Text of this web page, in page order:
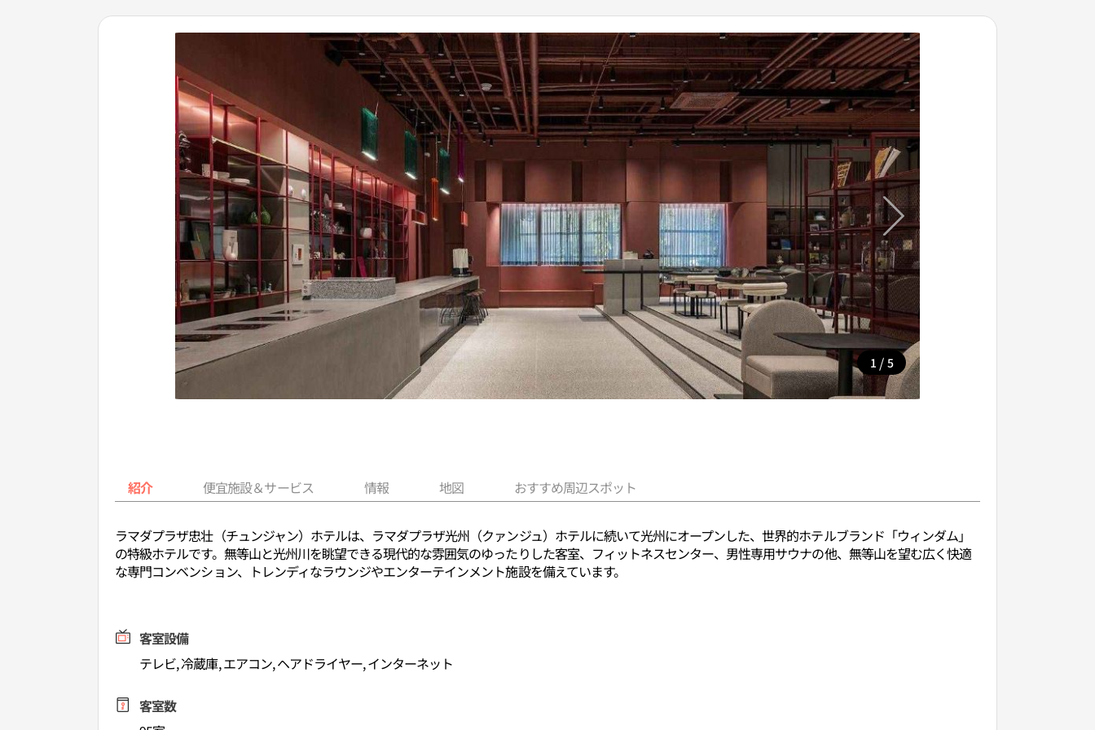
1 / 5
紹介 便宜施設＆サービス 情報 地図 おすすめ周辺スポット
ラマダプラザ忠壮（チュンジャン）ホテルは、ラマダプラザ光州（クァンジュ）ホテルに続いて光州にオープンした、世界的ホテルブランド「ウィンダム」
の特級ホテルです。無等山と光州川を眺望できる現代的な雰囲気のゆったりした客室、フィットネスセンター、男性専用サウナの他、無等山を望む広く快適
な専門コンベンション、トレンディなラウンジやエンターテインメント施設を備えています。
客室設備
テレビ, 冷蔵庫, エアコン, ヘアドライヤー, インターネット
客室数